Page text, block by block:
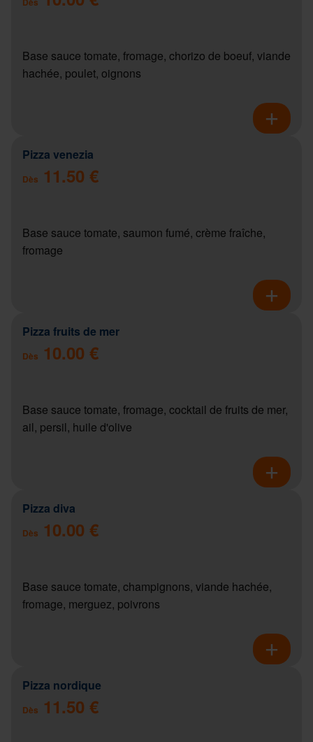
Base sauce tomate, fromage, chorizo de boeuf, viande
hachée, poulet, oignons
Pizza venezia
Dès 11.50 €
Base sauce tomate, saumon fumé, crème fraîche,
fromage
Pizza fruits de mer
Dès 10.00 €
Base sauce tomate, fromage, cocktail de fruits de mer,
ail, persil, huile d'olive
Pizza diva
Dès 10.00 €
Base sauce tomate, champignons, viande hachée,
fromage, merguez, poivrons
Pizza nordique
Dès 11.50 €